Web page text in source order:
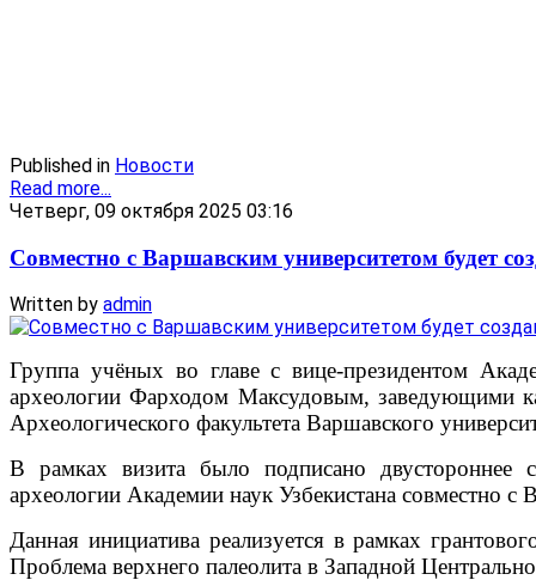
Published in Новости
Read more...
Четверг, 09 октября 2025 03:16
Совместно с Варшавским университетом будет
Written by admin
Группа учёных во главе с вице-президентом
археологии Фарходом Максудовым, заведующими
Археологического факультета Варшавского
В рамках визита было подписано двустороннее
археологии Академии наук Узбекистана совместно с
Данная инициатива реализуется в рамках
Проблема верхнего палеолита в Западной